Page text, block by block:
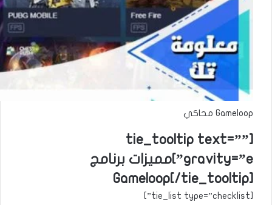
Gameloop محاكي
[tie_tooltip text=””
gravity=”e”]مميزات برنامج
Gameloop[/tie_tooltip]
[tie_list type=”checklist”]